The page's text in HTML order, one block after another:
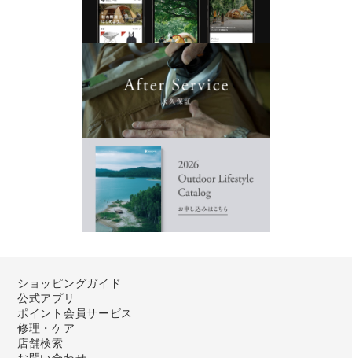
ショッピングガイド
公式アプリ
ポイント会員サービス
修理・ケア
店舗検索